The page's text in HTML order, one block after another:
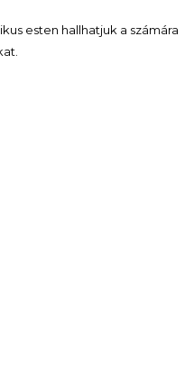
esten hallhatjuk a számára